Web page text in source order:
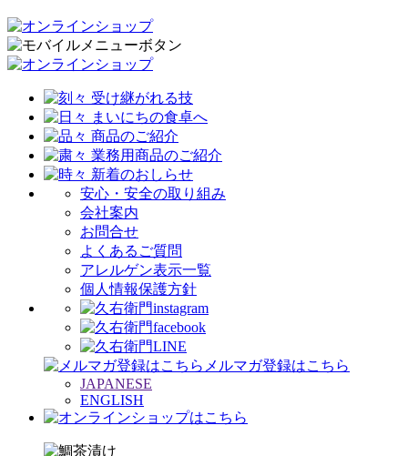
安心・安全の取り組み
会社案内
お問合せ
よくあるご質問
アレルゲン表示一覧
個人情報保護方針
メルマガ登録はこちら
JAPANESE
ENGLISH